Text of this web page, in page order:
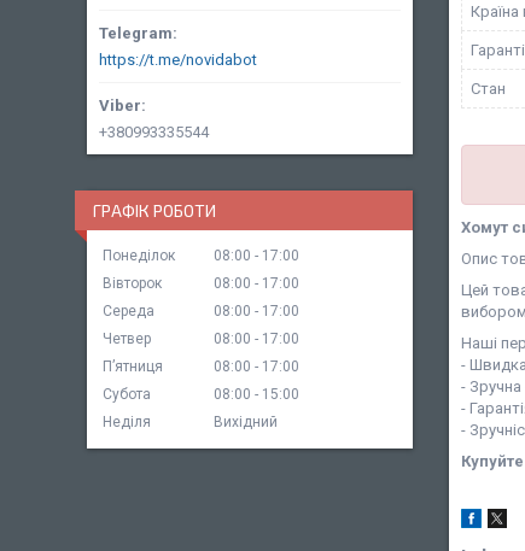
Стан
Хомут
Опис
Цей
Наші
-
- Зручна
-
-
https://t.me/novidabot
+380993335544
ГРАФІК РОБОТИ
Понеділок 08:00
17:00
Вівторок
08:00
17:00
Середа
08:00
17:00
Четвер
08:00
17:00
Пʼятниця
08:00
17:00
Субота
08:00
15:00
Неділя
Вихідний